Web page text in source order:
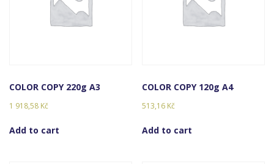
COLOR COPY 220g A3
1 918,58 Kč
Add to cart
COLOR COPY 120g A4
513,16 Kč
Add to cart